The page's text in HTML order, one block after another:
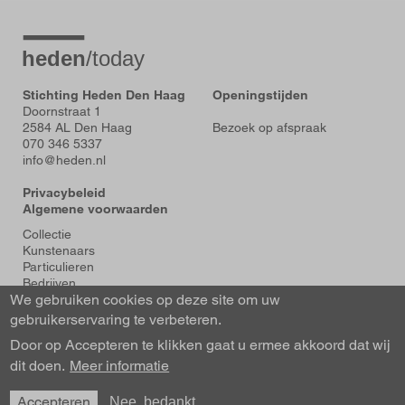
Stichting Heden Den Haag
Doornstraat 1
2584 AL Den Haag
070 346 5337
info@heden.nl
Privacybeleid
Algemene voorwaarden
Openingstijden
Bezoek op afspraak
Voet
Collectie
Kunstenaars
Particulieren
Bedrijven
Tentoonstellingen
Actueel
About us
Contact
We gebruiken cookies op deze site om uw
gebruikerservaring te verbeteren.
Door op Accepteren te klikken gaat u ermee akkoord dat wij
dit doen. Meer informatie
Nee, bedankt